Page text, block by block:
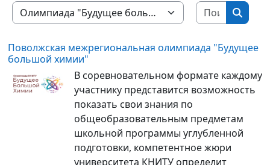
Олимпиады
Поиск
Поиск
Поволжская межрегиональная олимпиада "Будущее
большой химии"
В соревновательном формате каждому
участнику представится возможность
показать свои знания по
общеобразовательным предметам
школьной программы углубленной
подготовки, компетентное жюри
университета КНИТУ определит